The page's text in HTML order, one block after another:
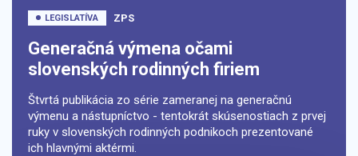
LEGISLATÍVA ZPS
Generačná výmena očami
slovenských rodinných firiem
Štvrtá publikácia zo série zameranej na generačnú
výmenu a nástupníctvo - tentokrát skúsenostiach z prvej
ruky v slovenských rodinných podnikoch prezentované
ich hlavnými aktérmi.